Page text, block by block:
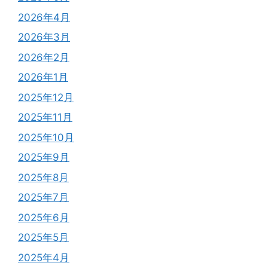
2026年4月
2026年3月
2026年2月
2026年1月
2025年12月
2025年11月
2025年10月
2025年9月
2025年8月
2025年7月
2025年6月
2025年5月
2025年4月